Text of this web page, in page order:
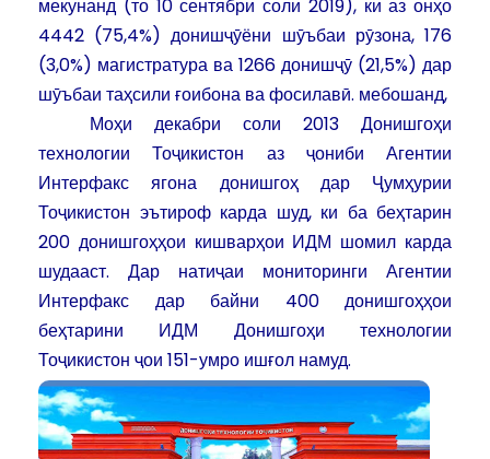
мекунанд (то 10 сентябри соли 2019), ки аз онҳо
4442 (75,4%) донишҷӯёни шӯъбаи рӯзона, 176
(3,0%) магистратура ва 1266 донишҷӯ (21,5%) дар
шӯъбаи таҳсили ғоибона ва фосилавӣ. мебошанд,
Моҳи декабри соли 2013 Донишгоҳи
технологии Тоҷикистон аз ҷониби Агентии
Интерфакс ягона донишгоҳ дар Ҷумҳурии
Тоҷикистон эътироф карда шуд, ки ба беҳтарин
200 донишгоҳҳои кишварҳои ИДМ шомил карда
шудааст. Дар натиҷаи мониторинги Агентии
Интерфакс дар байни 400 донишгоҳҳои
беҳтарини ИДМ Донишгоҳи технологии
Тоҷикистон ҷои 151-умро ишғол намуд.